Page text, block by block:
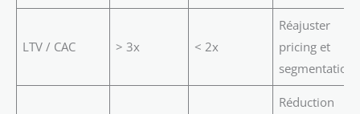
LTV / CAC > 3x < 2x
Réajuster
pricing et
segmentation
Réduction